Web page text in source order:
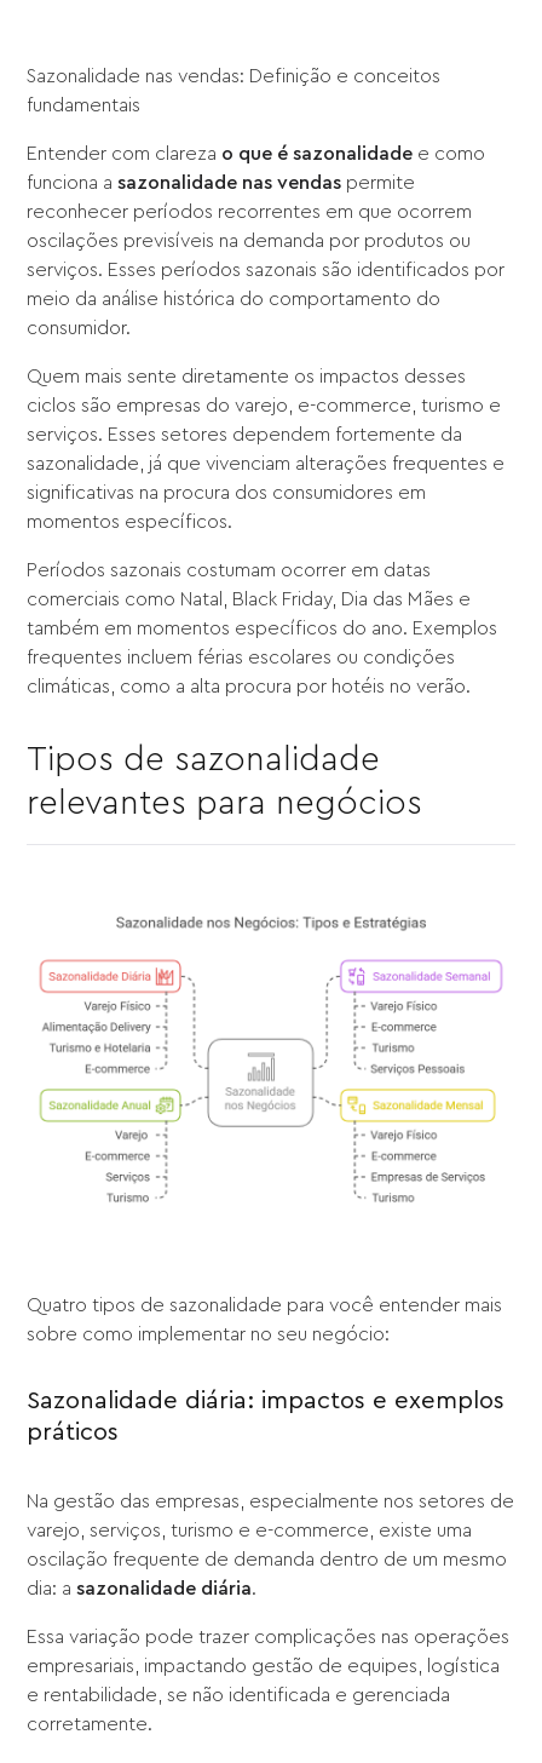
Sazonalidade nas vendas: Definição e conceitos
fundamentais
Entender com clareza o que é sazonalidade e como
funciona asazonalidade nas vendas permite
reconhecer períodos recorrentes em que ocorrem
oscilações previsíveis na demanda por produtos ou
serviços. Esses períodos sazonais são identificados por
meio da análise histórica do comportamento do
consumidor.
Quem mais sente diretamente os impactos desses
ciclos são empresas do varejo, e-commerce, turismo e
serviços. Esses setores dependem fortemente da
sazonalidade, já que vivenciam alterações frequentes e
significativas na procura dos consumidores em
momentos específicos.
Períodos sazonais costumam ocorrer em datas
comerciais como Natal, Black Friday, Dia das Mães e
também em momentos específicos do ano. Exemplos
frequentes incluem férias escolares ou condições
climáticas, como a alta procura por hotéis no verão.
Tipos de sazonalidade
relevantes para negócios
Quatro tipos de sazonalidade para você entender mais
sobre como implementar no seu negócio:
Sazonalidade diária: impactos e exemplos
práticos
Na gestão das empresas, especialmente nos setores de
varejo, serviços, turismo e e-commerce, existe uma
oscilação frequente de demanda dentro de um mesmo
dia: asazonalidade diária.
Essa variação pode trazer complicações nas operações
empresariais, impactando gestão de equipes, logística
e rentabilidade, se não identificada e gerenciada
corretamente.